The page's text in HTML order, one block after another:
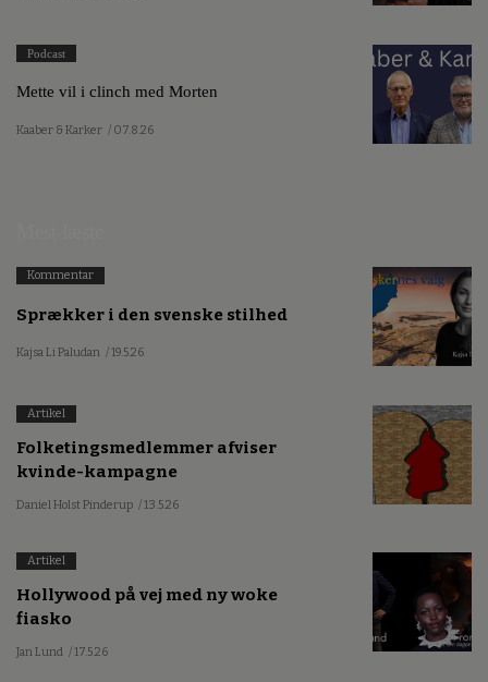
Podcast
Mette vil i clinch med Morten
Kaaber & Karker / 07.8.26
Kommentar
Sprækker i den svenske stilhed
Kajsa Li Paludan / 19.5.26
Artikel
Folketingsmedlemmer afviser
kvinde-kampagne
Daniel Holst Pinderup / 13.5.26
Artikel
Hollywood på vej med ny woke
fiasko
Jan Lund / 17.5.26